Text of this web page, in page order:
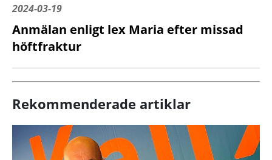
2024-03-19
Anmälan enligt lex Maria efter missad
höftfraktur
Rekommenderade artiklar